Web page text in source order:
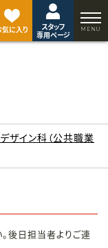
気に入り
スタッフ
専用ページ
ザイン科（公共職業
後日担当者よりご連